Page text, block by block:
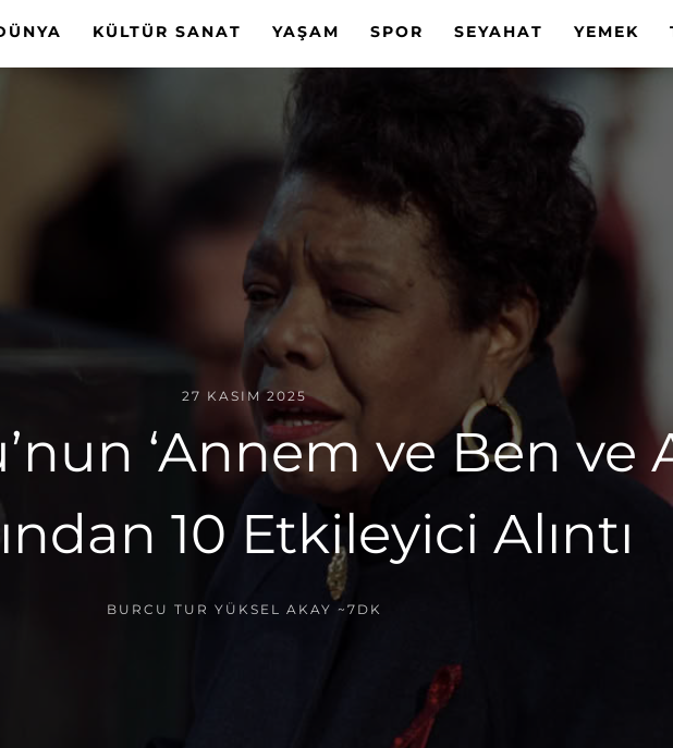
KÜLTÜR SANAT YAŞAM SPOR SEYAHAT YEMEK
27 KASIM 2025
‘Annem ve Ben ve
10 Etkileyici Alıntı
BURCU TUR YÜKSEL AKAY ~7DK